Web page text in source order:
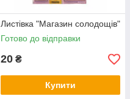
Листівка "Магазин солодощів"
Готово до відправки
20 ₴
Купити